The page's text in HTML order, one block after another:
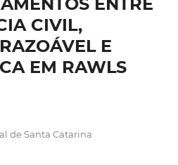
CIVIL,
E
EM RAWLS
de Santa Catarina